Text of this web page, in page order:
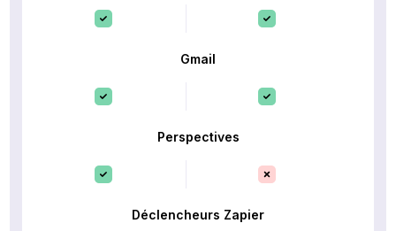
Gmail
Perspectives
Déclencheurs Zapier